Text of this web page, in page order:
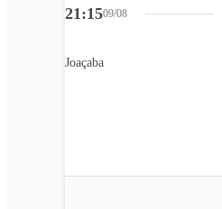
21:1509/08
Joaçaba